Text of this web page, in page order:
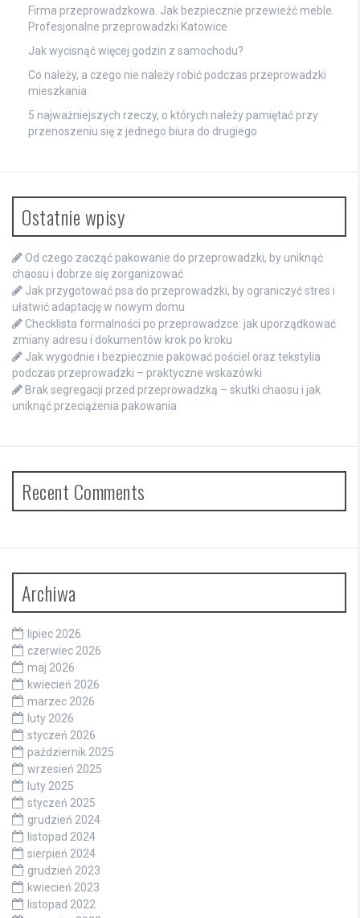
Firma przeprowadzkowa. Jak bezpiecznie przewieźć meble.
Profesjonalne przeprowadzki Katowice
Jak wycisnąć więcej godzin z samochodu?
Co należy, a czego nie należy robić podczas przeprowadzki
mieszkania
5 najważniejszych rzeczy, o których należy pamiętać przy
przenoszeniu się z jednego biura do drugiego
Ostatnie wpisy
Od czego zacząć pakowanie do przeprowadzki, by uniknąć
chaosu i dobrze się zorganizować
Jak przygotować psa do przeprowadzki, by ograniczyć stres i
ułatwić adaptację w nowym domu
Checklista formalności po przeprowadzce: jak uporządkować
zmiany adresu i dokumentów krok po kroku
Jak wygodnie i bezpiecznie pakować pościel oraz tekstylia
podczas przeprowadzki – praktyczne wskazówki
Brak segregacji przed przeprowadzką – skutki chaosu i jak
uniknąć przeciążenia pakowania
Recent Comments
Archiwa
lipiec 2026
czerwiec 2026
maj 2026
kwiecień 2026
marzec 2026
luty 2026
styczeń 2026
październik 2025
wrzesień 2025
luty 2025
styczeń 2025
grudzień 2024
listopad 2024
sierpień 2024
grudzień 2023
kwiecień 2023
listopad 2022